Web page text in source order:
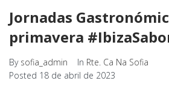
Jornadas
primavera
By sofia_admin In Rte. Ca Na Sofia
Posted 18 de abril de 2023